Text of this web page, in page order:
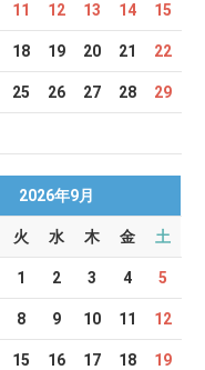
11 12 13 14 15
18 19 20 21 22
25 26 27 28 29
2026年9月
火 水 木 金 土
1 2 3 4 5
8 9 10 11 12
15 16 17 18 19